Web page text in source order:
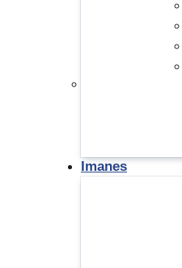
Imanes